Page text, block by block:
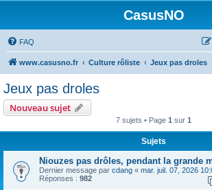
CasusNO
FAQ
www.casusno.fr Culture rôliste Jeux pas droles
Jeux pas droles
Nouveau sujet
7 sujets • Page 1 sur 1
Sujets
Niouzes pas drôles, pendant la grande
Dernier message par cdang « mar. juil. 07, 2026
Réponses : 982